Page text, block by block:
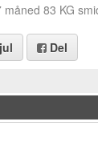
83 KG
Del